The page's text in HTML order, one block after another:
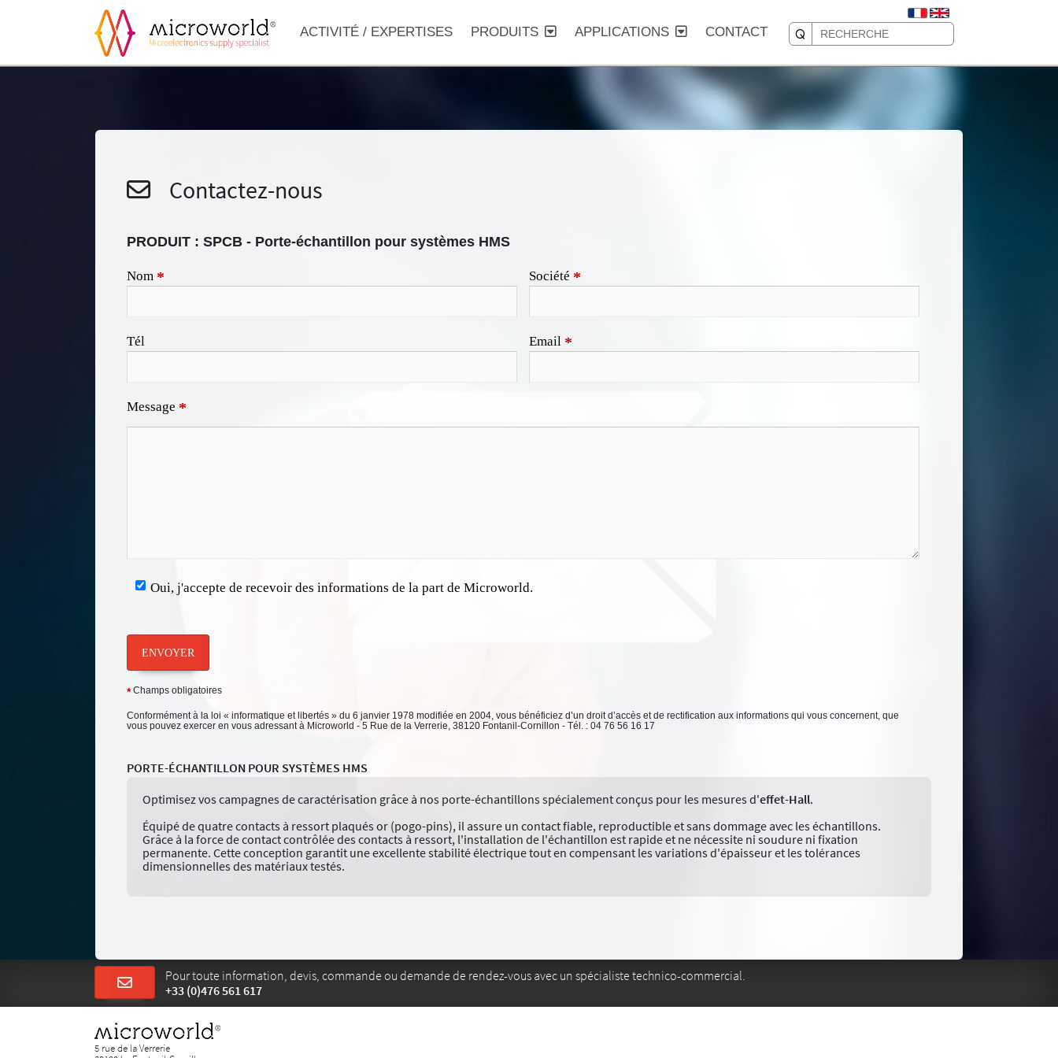
ACTIVITÉ / EXPERTISES PRODUITS APPLICATIONS CONTACT
Contactez-nous
PRODUIT : SPCB - Porte-échantillon pour systèmes HMS
Nom * Société *
Tél Email *
Message *
Oui, j'accepte de recevoir des informations de la part de Microworld.
ENVOYER
*Champs obligatoires
Conformément à la loi « informatique et libertés » du 6 janvier 1978 modifiée en 2004, vous bénéficiez d’un droit d’accès et de rectification aux informations qui vous concernent, que
vous pouvez exercer en vous adressant à Microworld - 5 Rue de la Verrerie, 38120 Fontanil-Cornillon - Tél. : 04 76 56 16 17
PORTE-ÉCHANTILLON POUR SYSTÈMES HMS
Optimisez vos campagnes de caractérisation grâce à nos porte-échantillons spécialement conçus pour les mesures d'effet-Hall.
Équipé de quatre contacts à ressort plaqués or (pogo-pins), il assure un contact fiable, reproductible et sans dommage avec les échantillons.
Grâce à la force de contact contrôlée des contacts à ressort, l'installation de l'échantillon est rapide et ne nécessite ni soudure ni fixation
permanente. Cette conception garantit une excellente stabilité électrique tout en compensant les variations d'épaisseur et les tolérances
dimensionnelles des matériaux testés.
Pour toute information, devis, commande ou demande de rendez-vous avec un spécialiste technico-commercial.
+33 (0)476 561 617
5 rue de la Verrerie